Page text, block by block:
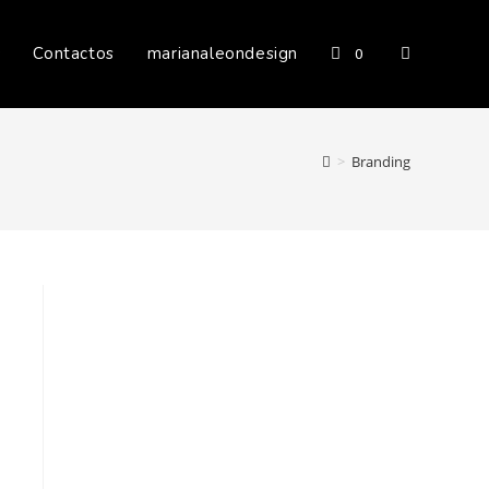
Contactos marianaleondesign 0
> Branding